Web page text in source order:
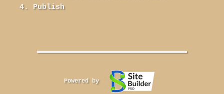
Publish
Powered by